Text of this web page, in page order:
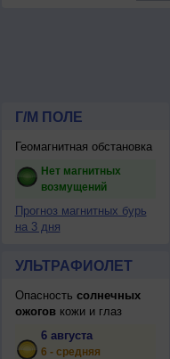
Г/М ПОЛЕ
Геомагнитная обстановка
Нет магнитных
возмущений
Прогноз магнитных бурь
на 3 дня
УЛЬТРАФИОЛЕТ
Опасность солнечных
ожоговкожи и глаз
6 августа
6 - средняя